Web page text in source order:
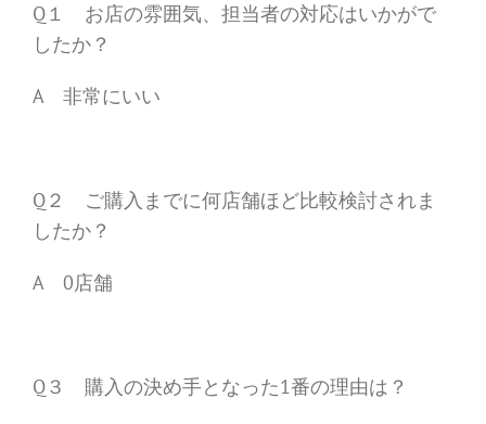
Q１ お店の雰囲気、担当者の対応はいかがで
したか？
A 非常にいい
Q２ ご購入までに何店舗ほど比較検討されま
したか？
A 0店舗
Q３ 購入の決め手となった1番の理由は？